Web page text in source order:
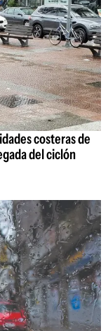
costeras de
del ciclón